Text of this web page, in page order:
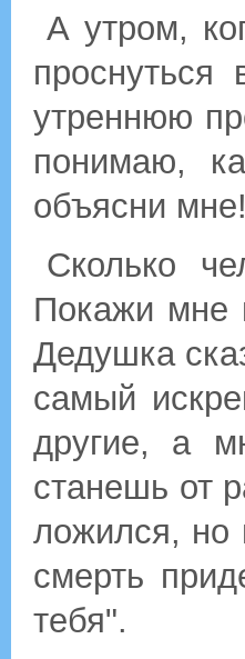
А утром,
утреннюю
понимаю,
объясни мне!
Сколько
Покажи мне
Дедушка
самый
другие, а
станешь от
ложился, но
смерть
тебя".